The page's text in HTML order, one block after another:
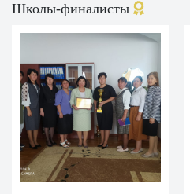
Школы-финалисты